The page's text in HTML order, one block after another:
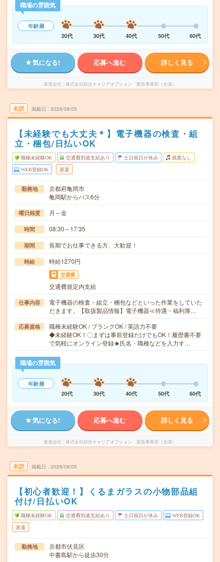
職場の雰囲気
年齢層
20代
30代 40代 50代 60代
気になる! 応募へ進む 詳しく見る
派遣会社 株式会社綜合キャリアオプション 製造事業部（全国）
未読 掲載日 2026/08/05
【未経験でも大丈夫＊】電子機器の検査・組
立・梱包/日払いOK
職種未経験OK 交通費別途支給あり 土日祝日が休み 残業なし
WEB登録OK 派遣
勤務地
京都府亀岡市
亀岡駅からバス6分
曜日頻度 月～金
時間 08:30～17:35
期間 長期でお仕事できる方、大歓迎！
時給 時給1270円
交通費
交通費規定内支給
仕事内容
電子機器の検査・組立・梱包などといった作業をしていた
だきます。【取扱製品情報】電子機器≪待遇・福利厚…
応募資格
職種未経験OK / ブランクOK / 英語力不要
◆未経験OK！〇まずは事前登録だけでもOK！履歴書不要
で気軽にオンライン登録★氏名・職種などを入力す…
職場の雰囲気
年齢層
20代
30代 40代 50代 60代
気になる! 応募へ進む 詳しく見る
派遣会社 株式会社綜合キャリアオプション 製造事業部（全国）
未読 掲載日 2026/08/05
【初心者歓迎！】くるまガラスの小物部品組
付け/日払いOK
職種未経験OK 交通費別途支給あり 土日祝日が休み WEB登録OK
派遣
勤務地
京都市伏見区
中書島駅から徒歩30分